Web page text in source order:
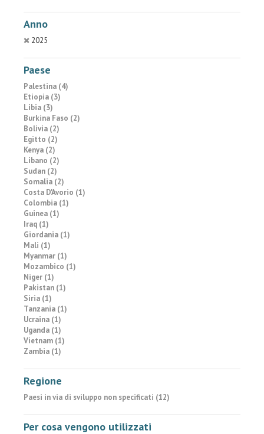
Anno
2025
Paese
Palestina (4)
Etiopia (3)
Libia (3)
Burkina Faso (2)
Bolivia (2)
Egitto (2)
Kenya (2)
Libano (2)
Sudan (2)
Somalia (2)
Costa D'Avorio (1)
Colombia (1)
Guinea (1)
Iraq (1)
Giordania (1)
Mali (1)
Myanmar (1)
Mozambico (1)
Niger (1)
Pakistan (1)
Siria (1)
Tanzania (1)
Ucraina (1)
Uganda (1)
Vietnam (1)
Zambia (1)
Regione
Paesi in via di sviluppo non specificati (12)
Per cosa vengono utilizzati